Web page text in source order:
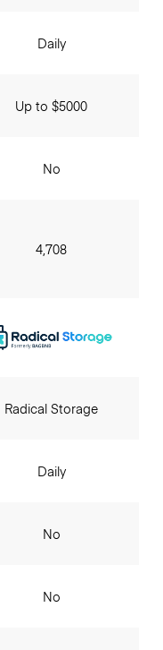
Daily
Up to $5000
No
4,708
Radical Storage
Daily
No
No